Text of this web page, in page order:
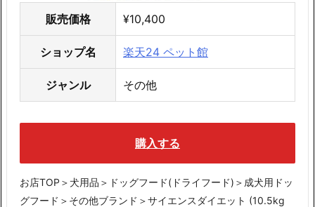
販売価格 ¥10,400
ショップ名 楽天24 ペット館
ジャンル その他
購入する
お店TOP＞犬用品＞ドッグフード(ドライフード)＞成犬用ドッ
グフード＞その他ブランド＞サイエンスダイエット (10.5kg